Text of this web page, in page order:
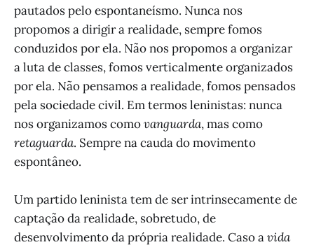
pautados pelo espontaneísmo. Nunca nos
propomos a dirigir a realidade, sempre fomos
conduzidos por ela. Não nos propomos a organizar
a luta de classes, fomos verticalmente organizados
por ela. Não pensamos a realidade, fomos pensados
pela sociedade civil. Em termos leninistas: nunca
nos organizamos comovanguarda, mas como
retaguarda. Sempre na cauda do movimento
espontâneo.
Um partido leninista tem de ser intrinsecamente de
captação da realidade, sobretudo, de
desenvolvimento da própria realidade. Caso avida